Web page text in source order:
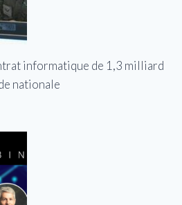
informatique de 1,3 milliard
nationale